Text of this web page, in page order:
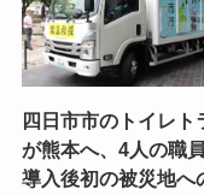
四日市市のトイレト
が熊本へ、4人の職員
導入後初の被災地へ